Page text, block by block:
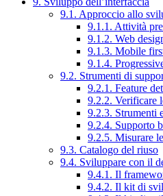
9.1. Approccio allo
9.1.1. Attività
9.1.2. Web
9.1.3. Mobile
9.1.4.
9.2. Strumenti di
9.2.1. Feature
9.2.2. Verificare
9.2.3. Strumenti
9.2.4. Supporto
9.2.5. Misurare
9.3. Catalogo del riuso
9.4. Sviluppare con il
9.4.1. Il
9.4.2. Il kit di